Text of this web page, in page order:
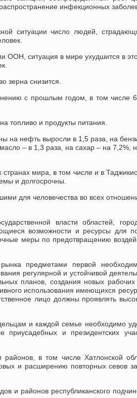
инфекционных
ситуации число людей,
ООН, ситуация в мире ухудшится в
зерна снизится.
с прошлым годом, в том числе
топливо и продукты питания.
на нефть выросли в 1,5 раза, на
– в 1,3 раза, на сахар – на 7,2%,
мира, в том числе и в
и долгосрочны.
для человечества во всех
власти областей,
возможности и ресурсы для
меры по предотвращению
предметами первой
регулярной и устойчивой
планов, создания новых рабочих
использования имеющихся
лицо должны проявлять
и каждой семье необходимо
и президентских
в том числе Хатлонской
и расширению повторных севов
и районов республиканского